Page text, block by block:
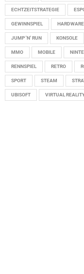
ECHTZEITSTRATEGIE
GEWINNSPIEL HARDWARE
JUMP 'N' RUN KONSOLE
MMO MOBILE
RENNSPIEL RETRO
SPORT STEAM
UBISOFT VIRTUAL